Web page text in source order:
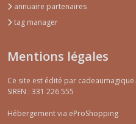
annuaire partenaires
tag manager
Mentions légales
Ce site est édité par cadeaumagique.
SIREN : 331 226 555
Hébergement via eProShopping